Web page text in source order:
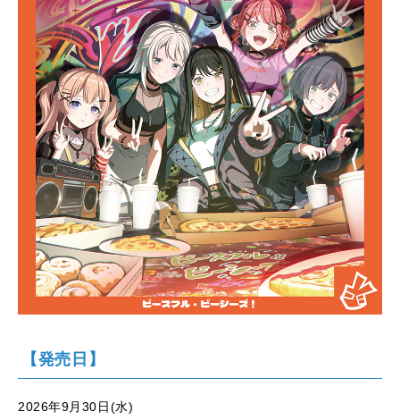
【発売日】
2026年9月30日(水)